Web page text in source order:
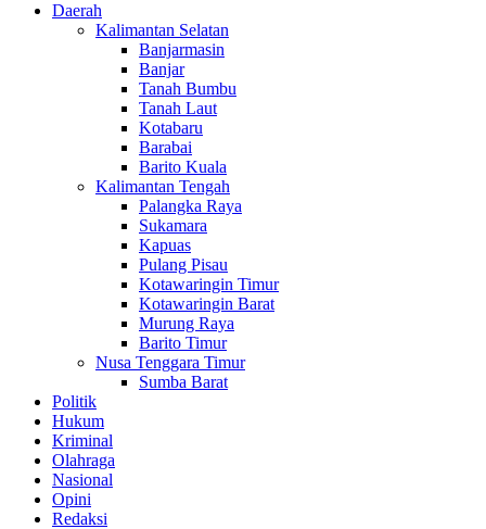
Daerah
Kalimantan Selatan
Banjarmasin
Banjar
Tanah Bumbu
Tanah Laut
Kotabaru
Barabai
Barito Kuala
Kalimantan Tengah
Palangka Raya
Sukamara
Kapuas
Pulang Pisau
Kotawaringin Timur
Kotawaringin Barat
Murung Raya
Barito Timur
Nusa Tenggara Timur
Sumba Barat
Politik
Hukum
Kriminal
Olahraga
Nasional
Opini
Redaksi